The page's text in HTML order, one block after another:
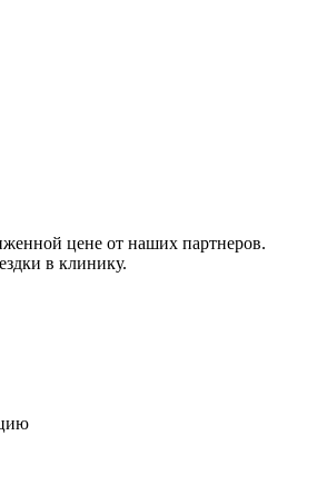
цене от наших партнеров.
в клинику.